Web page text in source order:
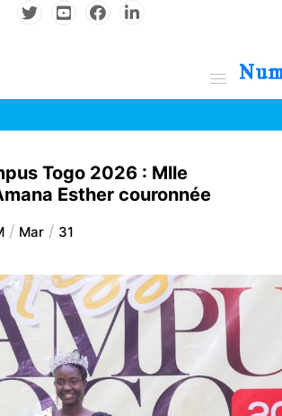
Togo 2026 : Mlle
Esther couronnée
Mar 31